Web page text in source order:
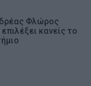
Φλώρος
επιλέξει κανείς το